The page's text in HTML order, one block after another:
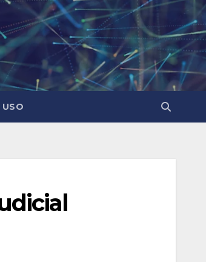
USO